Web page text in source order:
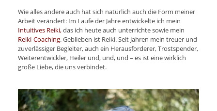
Wie alles andere auch hat sich natürlich auch die Form meiner
Arbeit verändert: Im Laufe der Jahre entwickelte ich mein
Intuitives Reiki,das ich heute auch unterrichte sowie mein
Reiki-Coaching. Geblieben ist Reiki. Seit Jahren mein treuer und
zuverlässiger Begleiter, auch ein Herausforderer, Trostspender,
Weiterentwickler, Heiler und, und, und – es ist eine wirklich
große Liebe, die uns verbindet.